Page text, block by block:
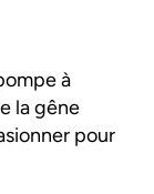
à
la gêne
pour